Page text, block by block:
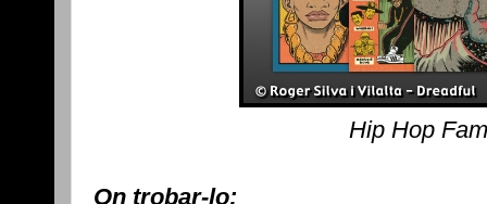
Hip Hop
On trobar-lo: